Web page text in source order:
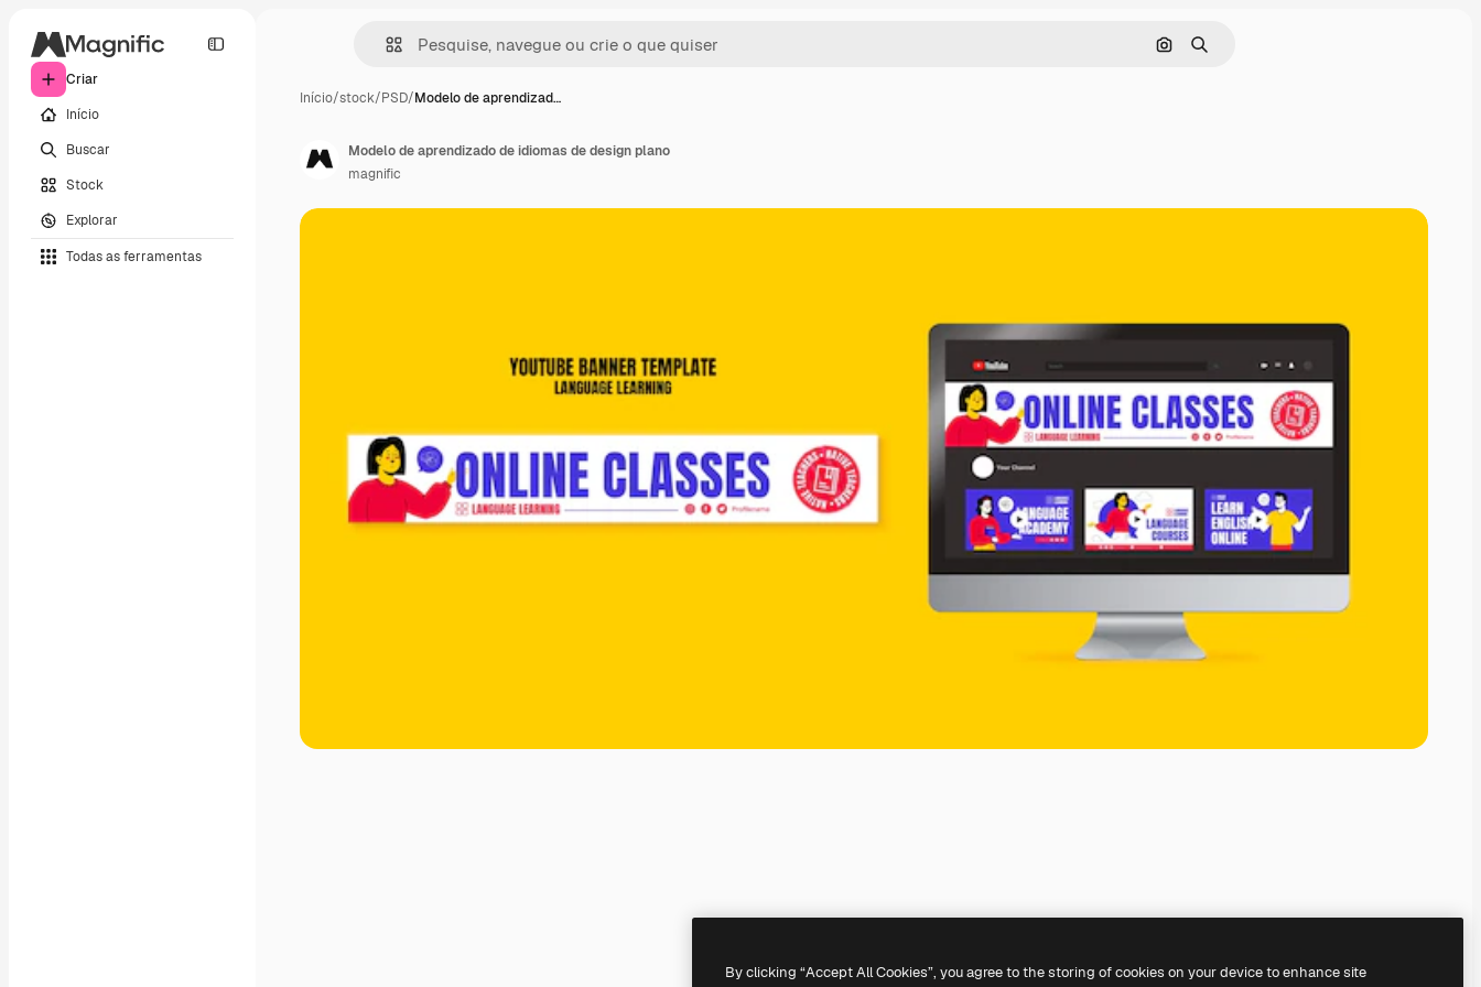
Criar
Início
Buscar
Stock
Explorar
Todas as ferramentas
Pesquisar por imagem
Buscar
Início/stock/PSD/Modelo de aprendizad…
Modelo de aprendizado de idiomas de design plano
magnific
By clicking “Accept All Cookies”, you agree to the storing of cookies on your device to enhance site